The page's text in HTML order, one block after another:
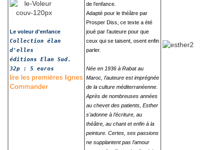
Le voleur d'enfance
Collection élan
d'elles
éditions Elan Sud.
32p : 5 euros
lire les premières lignes
Commander
de l’enfance.
Adapté pour le théâtre par
Prosper Diss, ce texte a été
joué par l’auteure pour que
ceux qui se taisent, osent enfin
parler.
Née en 1936 à Rabat au
Maroc, l’auteure est imprégnée
de la culture méditerranéenne.
Après de nombreuses années
au chevet des patients, Esther
s’adonne à l’écriture, au
théâtre, au chant et enfin à la
peinture. Certes, ses passions
ne supplantent pas l’amour